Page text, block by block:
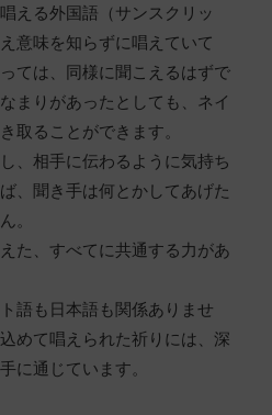
える外国語（サンスクリッ
意味を知らずに唱えていて
ては、同様に聞こえるはずで
まりがあったとしても、ネイ
取ることができます。
、相手に伝わるように気持ち
、聞き手は何とかしてあげた
。
た、すべてに共通する力があ
語も日本語も関係ありませ
めて唱えられた祈りには、深
に通じています。